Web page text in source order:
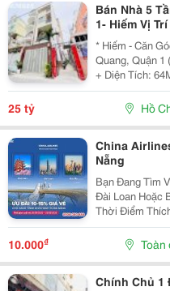
Bán Nhà 5
1- Hiếm Vị
Đẹp- Chính
* Hiếm - Căn
Quang, Quận 1
+ Diện Tích:
Mới Btct - Sân
Hoàn Công
25 tỷ Hồ
China
Nẵng
Bạn Đang Tìm
Đài Loan Hoặc
Thời Điểm
Cuối Năm Và
15% Giá Vé
10.000₫ Toàn
Chính Chủ 1